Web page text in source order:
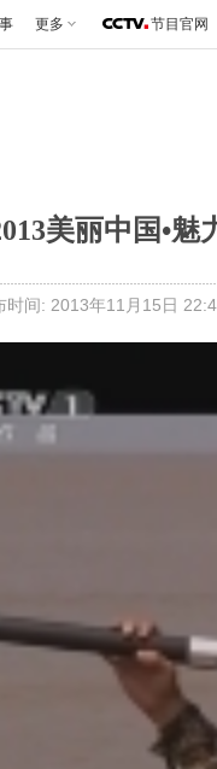
更多 节目官网
美丽中国•魅
时间: 2013年11月15日